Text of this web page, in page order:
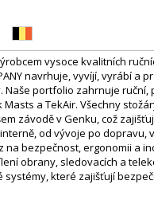
vysoce kvalitních
navrhuje, vyvíjí, vyrábí
Naše portfolio zahrnuje
Masts a TekAir. Všechny
závodě v Genku, což
od vývoje po dopravu,
na bezpečnost, ergonomii a
obrany, sledovacích a
které zajišťují